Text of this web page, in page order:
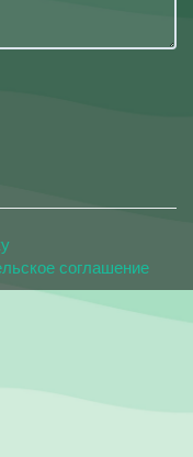
соглашение